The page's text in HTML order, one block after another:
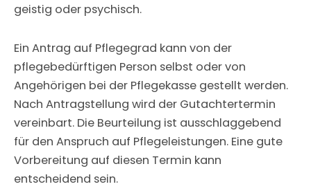
geistig oder psychisch.
Ein Antrag auf Pflegegrad kann von der
pflegebedürftigen Person selbst oder von
Angehörigen bei der Pflegekasse gestellt werden.
Nach Antragstellung wird der Gutachtertermin
vereinbart. Die Beurteilung ist ausschlaggebend
für den Anspruch auf Pflegeleistungen. Eine gute
Vorbereitung auf diesen Termin kann
entscheidend sein.